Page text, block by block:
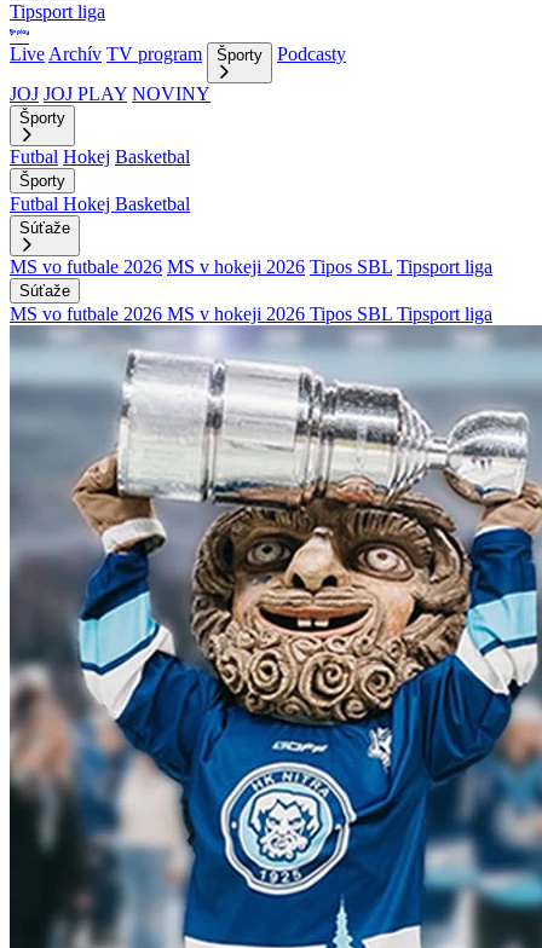
Tipsport liga
Live Archív TV program Športy
Podcasty
JOJ JOJ PLAY NOVINY
Športy
Futbal Hokej Basketbal
Športy
Futbal Hokej Basketbal
Súťaže
MS vo futbale 2026 MS v hokeji 2026 Tipos SBL Tipsport liga
Súťaže
MS vo futbale 2026 MS v hokeji 2026 Tipos SBL Tipsport liga